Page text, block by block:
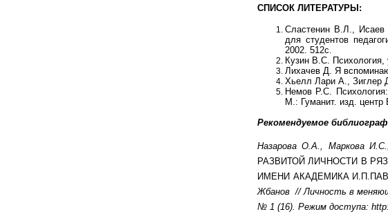
СПИСОК ЛИТЕРАТУРЫ:
Сластенин В.Л.,
для студентов
2002. 512с.
Кузин В.С.
Лихачев Д. Я
Хьелл Лари А., Зиглер
Немов Р.С.
М.: Гуманит. изд.
Рекомендуемое
Назарова О.А., Маркова
РАЗВИТОЙ ЛИЧНОСТИ В
ИМЕНИ АКАДЕМИКА
Жбанов // Личность в
№ 1 (16). Режим доступа: